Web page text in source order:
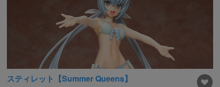
スティレット【Summer Queens】